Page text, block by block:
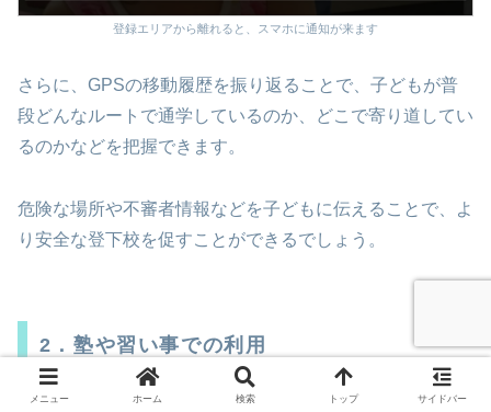
登録エリアから離れると、スマホに通知が来ます
さらに、GPSの移動履歴を振り返ることで、子どもが普
段どんなルートで通学しているのか、どこで寄り道してい
るのかなどを把握できます。
危険な場所や不審者情報などを子どもに伝えることで、よ
り安全な登下校を促すことができるでしょう。
2．塾や習い事での利用
メニュー ホーム 検索 トップ サイドバー